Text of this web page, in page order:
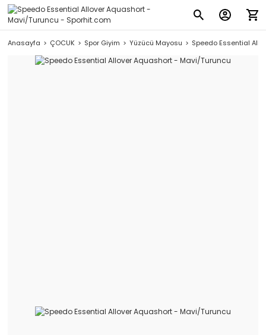
Anasayfa ÇOCUK Spor Giyim Yüzücü Mayosu Speedo Essential